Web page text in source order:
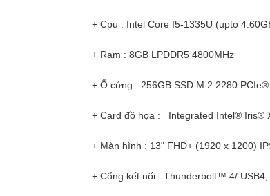
+ Cpu : Intel Core I5-1335U (upto
+ Ram : 8GB LPDDR5 4800MHz
+ Ổ cứng : 256GB SSD M.2 2280
+ Card đồ họa : Integrated Intel® Iris®
+ Màn hình : 13" FHD+ (1920 x 1200)
+ Cổng kết nối : Thunderbolt™ 4/